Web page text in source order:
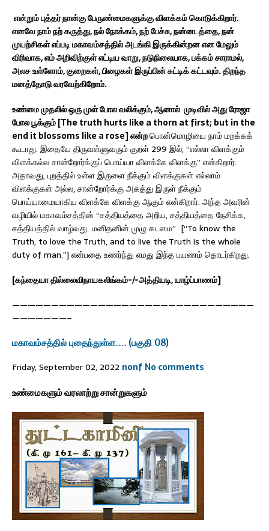
என்றும் புத்தர் நான்கு பேருண்மைகளுக்கு விளக்கம் கொடுக்கிறார்.
எனவே நாம் நற் கருத்து, நல் நோக்கம், நற் பேச்சு, நன்னடத்தை, நன்
முயற்சிகள் எப்படி மகாவம்சத்தில் அடங்கி இருக்கின்றன என மேலும்
விரிவாக, எம் அறிவிற்குள் எட்டிய வாறு, நடுநிலையாக, பக்கம் சாராமல்,
அலச உள்ளோம், குறைகள், பிழைகள் இருப்பின் சுட்டிக் கட்டவும். திறந்த
மனத்தோடு வரவேற்கிறோம்.
உண்மை முதலில் ஒரு முள் போல வலிக்கும், ஆனால் முடிவில் அது ரோஜா
போல பூக்கும் [The truth hurts like a thorn at first; but in the
end it blossoms like a rose] என்றபொன்மொழியை நாம் மறக்கக்
கூடாது. இதையே திருவள்ளுவரும் குறள் 299 இல், “எல்லா விளக்கும்
விளக்கல்ல சான்றோர்க்குப் பொய்யா விளக்கே விளக்கு” என்கிறார்.
அதாவது, புறத்தில் உள்ள இருளை நீக்கும் விளக்குகள் எல்லாம்
விளக்குகள் அல்ல, சான்றோர்க்கு அகத்து இருள் நீக்கும்
பொய்யாமையாகிய விளக்கே விளக்கு ஆகும் என்கிறார். அந்த அவரின்
வழியில் மகாவம்சத்தின் “சத்தியத்தை அறிய, சத்தியத்தை நேசிக்க,
சத்தியத்தில் வாழ்வது மனிதனின் முழு கடமை” [“To know the
Truth, to love the Truth, and to live the Truth is the whole
duty of man.”] என்பதை உணர்ந்து எமது இந்த பயணம் தொடர்கிறது.
[கந்தையா தில்லைவிநாயகலிங்கம்-/-அத்தியடி, யாழ்ப்பாணம்]
———————————————————————————————
———————–
மகாவம்சத்தில் புதைந்துள்ள…. (பகுதி 08)
Friday, September 02, 2022 nonf No comments
உண்மைகளும்வரலாற்றுசான்றுகளும்